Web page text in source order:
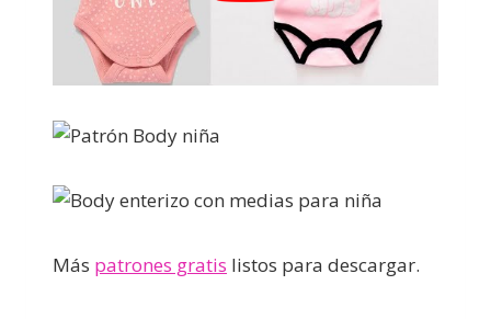
Más patrones gratis listos para descargar.